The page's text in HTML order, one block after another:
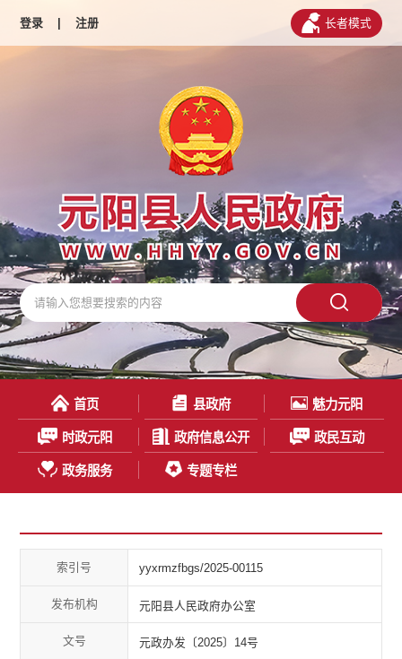
登录 | 注册 长者模式
首页 县政府 魅力元阳
时政元阳 政府信息公开 政民互动
政务服务 专题专栏
索引号 yyxrmzfbgs/2025-00115
发布机构 元阳县人民政府办公室
文号 ​元政办发〔2025〕14号